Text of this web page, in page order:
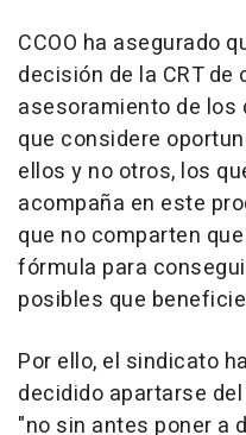
CCOO ha asegurado
decisión de la CRT de
asesoramiento de los
que considere
ellos y no otros, los
acompaña en este
que no comparten
fórmula para
posibles que
Por ello, el sindicato
decidido apartarse
"no sin antes poner a